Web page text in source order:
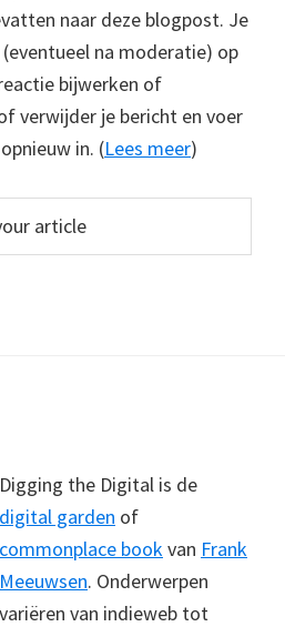
naar deze blogpost. Je
na moderatie) op
bijwerken of
verwijder je bericht en voer
in. (Lees meer)
Digging the Digital is de
digital garden of
commonplace bookvan Frank
Meeuwsen. Onderwerpen
variëren van indieweb tot